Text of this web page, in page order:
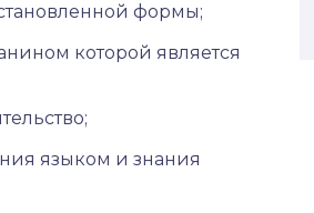
формы;
которой является
языком и знания